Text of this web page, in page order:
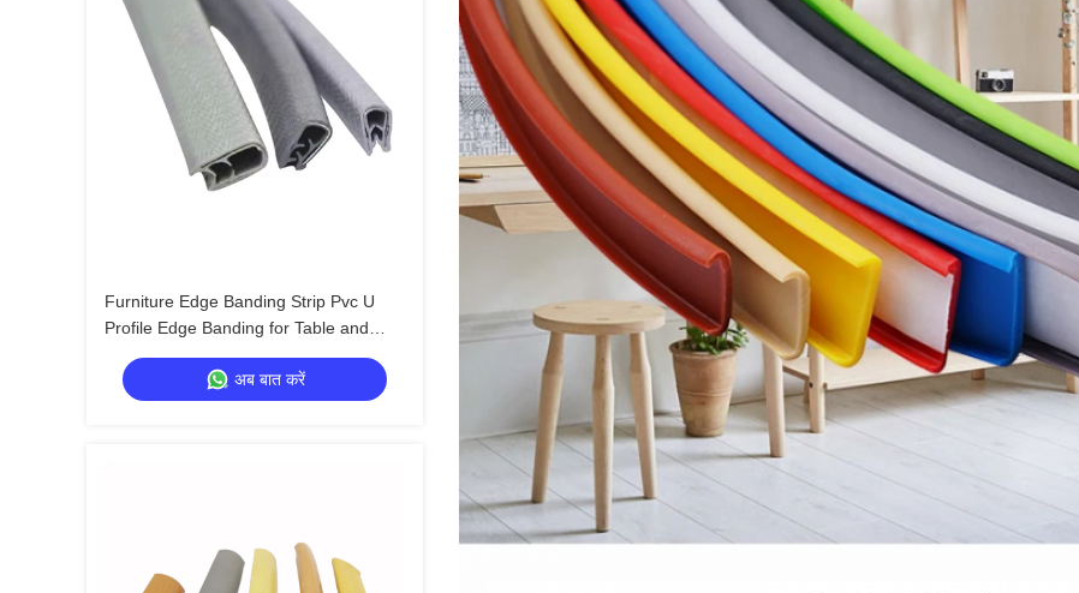
Furniture Edge Banding Strip Pvc U
Profile Edge Banding for Table and
Desk Manufacturing Applications Pvc
Edge Banding Material
अब बात करें